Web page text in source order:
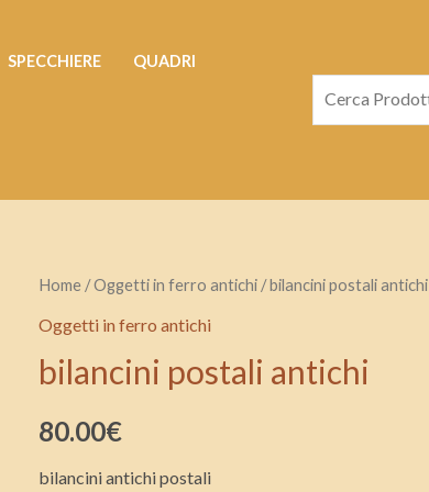
SPECCHIERE QUADRI
Home /Oggetti in ferro antichi / bilancini postali antichi
Oggetti in ferro antichi
bilancini postali antichi
80.00€
bilancini antichi postali
bilancini
postali
quantità